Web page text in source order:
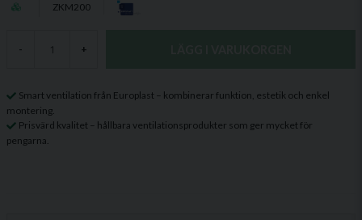
ZKM200
- +
Smart ventilation från Europlast – kombinerar funktion, estetik och enkel
montering.
Prisvärd kvalitet – hållbara ventilationsprodukter som ger mycket för
pengarna.